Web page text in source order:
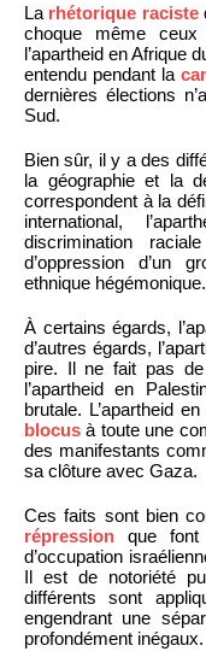
La rhétorique raciste
choque même
l’apartheid en Afrique
entendu pendant la
dernières élections
Sud.
Bien sûr, il y a des
la géographie et la
correspondent à la
international,
discrimination
d’oppression d’un
ethnique hégémonique.
À certains égards,
d’autres égards,
pire. Il ne fait pas de
l’apartheid en
brutale. L’apartheid
blocus à toute une
des manifestants
sa clôture avec Gaza.
Ces faits sont bien
répression que font
d’occupation
Il est de notoriété
différents sont
engendrant une
profondément inégaux.